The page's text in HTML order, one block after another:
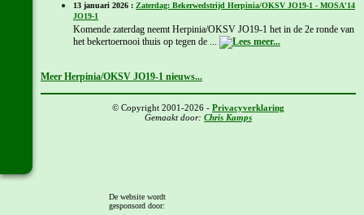
13 januari 2026 : Zaterdag: Bekerwedstrijd Herpinia/OKSV JO19-1 - MOSA'14
JO19-1
Komende zaterdag neemt Herpinia/OKSV JO19-1 het in de 2e ronde van
het bekertoernooi thuis op tegen de ...
Meer Herpinia/OKSV JO19-1 nieuws...
© Copyright 2001-2026 - Privacyverklaring
Gemaakt door: Chris Kamps
De website wordt
gesponsord door: